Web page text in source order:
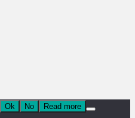
Ok No Read more